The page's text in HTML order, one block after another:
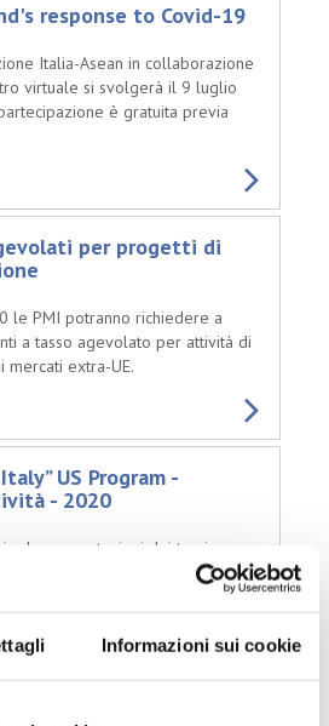
Informazioni sui cookie
response to Covid-19
Italia-Asean in collaborazione
virtuale si svolgerà il 9 luglio
è gratuita previa
per progetti di
le PMI potranno richiedere a
a tasso agevolato per attività di
mercati extra-UE.
US Program -
- 2020
e le presentazioni dei temi
sul programma e